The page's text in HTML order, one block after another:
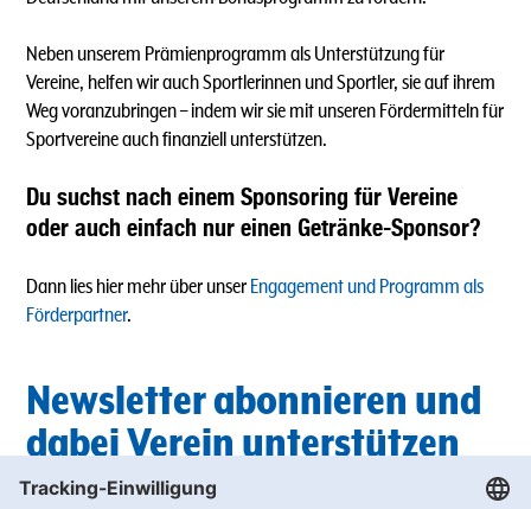
Neben unserem Prämienprogramm als Unterstützung für
Vereine, helfen wir auch Sportlerinnen und Sportler, sie auf ihrem
Weg voranzubringen – indem wir sie mit unseren Fördermitteln für
Sportvereine auch finanziell unterstützen.
Du suchst nach einem Sponsoring für Vereine
oder auch einfach nur einen Getränke-Sponsor?
Dann lies hier mehr über unser Engagement und Programm als
Förderpartner.
Newsletter abonnieren und
dabei Verein unterstützen